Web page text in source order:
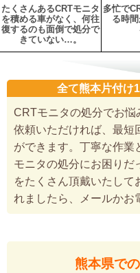
たくさんあるCRTモニタ
を積める車がなく、何往
復するのも面倒で処分で
きていない…。
多忙で
る時
全て熊本片付け
CRTモニタの処分でお
依頼いただければ、最短
ができます。丁寧な作業
モニタの処分にお困りだ
をたくさん頂戴いたして
れましたら、メールかお
熊本県で